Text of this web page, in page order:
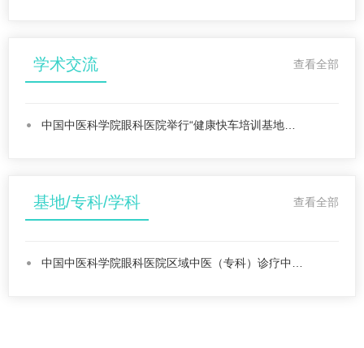
查看全部
学术交流
中国中医科学院眼科医院举行“健康快车培训基地…
查看全部
基地/专科/学科
中国中医科学院眼科医院区域中医（专科）诊疗中…